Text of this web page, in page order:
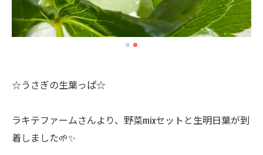
☆うさぎの生葉っぱ☆
ラキテファームさんより、野菜mixセットと生明日葉が到
着しました🌱✨